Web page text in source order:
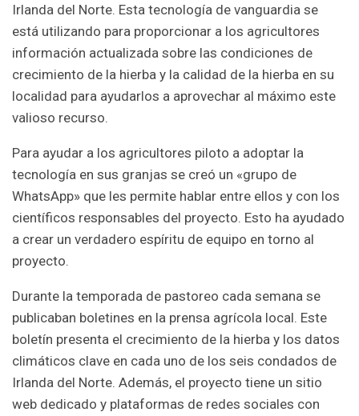
Irlanda del Norte. Esta tecnología de vanguardia se
está utilizando para proporcionar a los agricultores
información actualizada sobre las condiciones de
crecimiento de la hierba y la calidad de la hierba en su
localidad para ayudarlos a aprovechar al máximo este
valioso recurso.
Para ayudar a los agricultores piloto a adoptar la
tecnología en sus granjas se creó un «grupo de
WhatsApp» que les permite hablar entre ellos y con los
científicos responsables del proyecto. Esto ha ayudado
a crear un verdadero espíritu de equipo en torno al
proyecto.
Durante la temporada de pastoreo cada semana se
publicaban boletines en la prensa agrícola local. Este
boletín presenta el crecimiento de la hierba y los datos
climáticos clave en cada uno de los seis condados de
Irlanda del Norte. Además, el proyecto tiene un sitio
web dedicado y plataformas de redes sociales con